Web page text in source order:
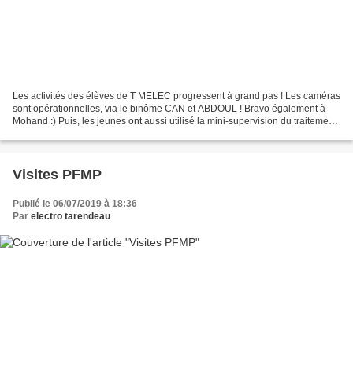
Les activités des élèves de T MELEC progressent à grand pas ! Les caméras
sont opérationnelles, via le binôme CAN et ABDOUL ! Bravo également à
Mohand :) Puis, les jeunes ont aussi utilisé la mini-supervision du traitement
Visites PFMP
Publié le 06/07/2019 à 18:36
Par electro tarendeau